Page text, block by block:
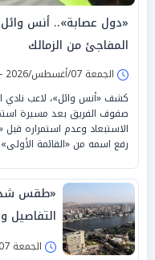
«دول عصابة».. أنس
المفاجئ من الزمالك
الجمعة 07/أغسطس/2026 - 02:58 م
كشف «أنس وائل»، لاعب نادي
الاستبعاد وعدم استمراره
رفع اسمه من «القائمة
«طقس
التفاصيل
الجمعة 07/أغسطس/2026 - 02:37 م